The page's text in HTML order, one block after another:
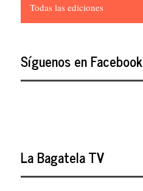
Todas las ediciones
Síguenos en Facebook
La Bagatela TV